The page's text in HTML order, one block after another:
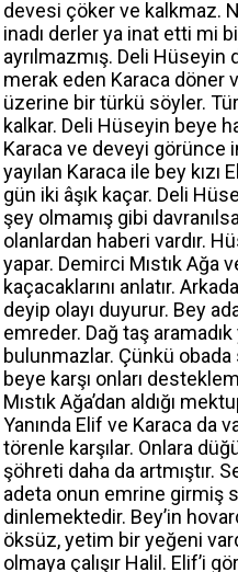
devesi çöker ve kalkmaz.
inadı derler ya inat etti mi
ayrılmazmış. Deli Hüseyin
merak eden Karaca döner
üzerine bir türkü söyler.
kalkar. Deli Hüseyin beye
Karaca ve deveyi görünce
yayılan Karaca ile bey kızı
gün iki âşık kaçar. Deli
şey olmamış gibi
olanlardan haberi vardır.
yapar. Demirci Mıstık Ağa
kaçacaklarını anlatır.
deyip olayı duyurur. Bey
emreder. Dağ taş
bulunmazlar. Çünkü obada
beye karşı onları
Mıstık Ağa’dan aldığı
Yanında Elif ve Karaca da
törenle karşılar. Onlara
şöhreti daha da artmıştır.
adeta onun emrine girmiş
dinlemektedir. Bey’in
öksüz, yetim bir yeğeni
olmaya çalışır Halil. Elif’i